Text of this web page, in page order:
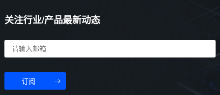
关注行业/产品最新动态
订阅